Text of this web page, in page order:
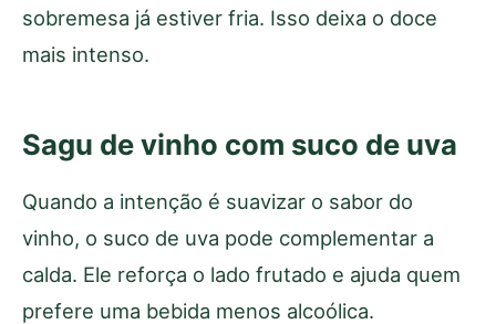
sobremesa já estiver fria. Isso deixa o doce
mais intenso.
Sagu de vinho com suco de uva
Quando a intenção é suavizar o sabor do
vinho, o suco de uva pode complementar a
calda. Ele reforça o lado frutado e ajuda quem
prefere uma bebida menos alcoólica.